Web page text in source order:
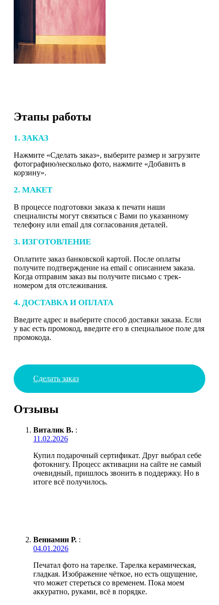
Этапы работы
1. ЗАКАЗ
Нажмите «Сделать заказ», выберите размер и загрузите
фотографию/несколько фото, нажмите «Добавить в
корзину».
2. МАКЕТ
В процессе подготовки заказа к печати наши
специалисты могут связаться с Вами по указанному
телефону или email для согласования деталей.
3. ИЗГОТОВЛЕНИЕ
Оплатите заказ банковской картой. После оплаты
получите подтверждение на email с описанием заказа.
Когда отправим заказ вы получите письмо с трек-
номером для отслеживания.
4. ДОСТАВКА И ОПЛАТА
Введите адрес и выберите способ доставки заказа. Если
у вас есть промокод, введите его в специальное поле для
промокода.
Сделать заказ
Отзывы
Виталик В. :
11.02.2026
Купил подарочный сертификат. Друг выбрал себе
фотокнигу. Процесс активации на сайте не самый
очевидный, пришлось звонить в поддержку. Но в
итоге всё получилось.
Вениамин Р. :
04.01.2026
Печатал фото на тарелке. Тарелка керамическая,
гладкая. Изображение чёткое, но есть ощущение,
что может стереться со временем. Пока моем
аккуратно, руками, всё в порядке.